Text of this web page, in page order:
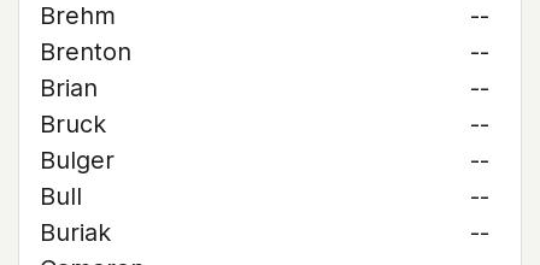
Brehm
--
Brenton
--
Brian
--
Bruck
--
Bulger
--
Bull
--
Buriak
--